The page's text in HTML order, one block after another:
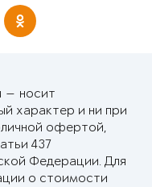
— носит
характер и ни при
офертой,
437
Федерации. Для
о стоимости